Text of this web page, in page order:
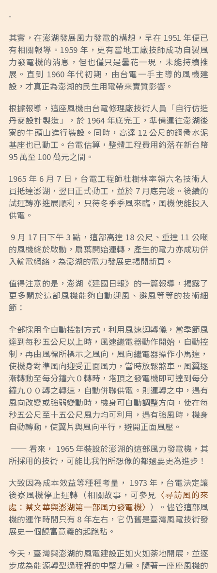
-
其實，在澎湖發展風力發電的構想，早在 1951 年便已
有相關報導。1959 年，更有當地工廠技師成功自製風
力發電機的消息，但也僅只是曇花一現，未能持續推
展。直到 1960 年代初期，由台電一手主導的風機建
設，才真正為澎湖的民生用電帶來實質影響。
根據報導，這座風機由台電修理廠技術人員「自行仿造
丹麥設計製造」，於 1964 年底完工，準備運往澎湖後
寮的牛頭山進行裝設。同時，高達 12 公尺的鋼骨水泥
基座也已動工。台電估算，整體工程費用約落在新台幣
95 萬至 100 萬元之間。
1965 年 6 月 7 日，台電工程師杜樹林率領六名技術人
員抵達澎湖，翌日正式動工，並於 7 月底完竣。後續的
試運轉亦進展順利，只待冬季季風來臨，風機便能投入
供電。
9 月 17 日下午 3 點，這部高達 18 公尺、重達 11 公噸
的風機終於啟動，扇葉開始運轉，產生的電力亦成功併
入輸電網絡，為澎湖的電力發展史揭開新頁。
值得注意的是，澎湖《建國日報》的一篇報導，揭露了
更多關於這部風機能夠自動迎風、避風等等的技術細
節：
全部採用全自動控制方式，利用風速迴轉儀，當季節風
達到每秒五公尺以上時，風速繼電器動作開始，自動控
制，再由風標所標示之風向，風向繼電器操作小馬達，
使機身對準風向迎受正面風力，當時放鬆煞車。風翼逐
漸轉動至每分鐘六０轉時，塔頂之發電機即可達到每分
鐘九００轉之轉速，自動併聯供電。則運轉之中，遇有
風向改變或強弱變動時，機身可自動調整方向，使在每
秒五公尺至十五公尺風力均可利用，遇有強風時，機身
自動轉動，使翼片與風向平行，避開正面風壓。
—— 看來， 1965 年裝設於澎湖的這部風力發電機，其
所採用的技術，可能比我們所想像的都還要更為進步！
大致因為成本效益等種種考量， 1973 年，台電決定讓
後寮風機停止運轉（相關故事，可參見 〈尋訪風的來
處：蔡文華與澎湖第一部風力發電機〉 ）。儘管這部風
機的運作時間只有 8 年左右，它仍舊是臺灣風電技術發
展史一個饒富意義的起跑點。
今天，臺灣與澎湖的風電建設正如火如荼地開展，並逐
步成為能源轉型過程裡的中堅力量。隨著一座座風機的